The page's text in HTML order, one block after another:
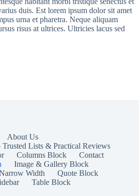
duis. Est lorem ipsum dolor sit amet
urna et pharetra. Neque aliquam
risus at ultrices. Ultricies lacus sed
About Us
Lists & Practical Reviews
Columns Block
Contact
Image & Gallery Block
Width
Quote Block
Table Block